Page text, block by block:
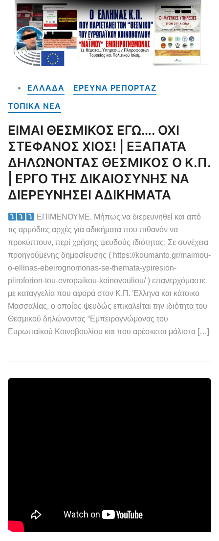
ΕΛΛΑΔΑ
ΕΡΕΥΝΑ ΡΕΠΟΡΤΑΖ
ΤΟΠΙΚΑ NEA
ΕΙΜΑΙ ΘΕΣΜΙΚΟΣ ΕΓΩ…. ΟΧΙ
ΣΤΕΦΑΝΟΣ ΧΙΟΣ! | ΕΞΑΠΑΤΑ
ΔΗΛΩΝΟΝΤΑΣ ΘΕΣΜΙΚΟΣ Ο Κ.Π.
| ΕΡΓΟ ΤΗΣ ΔΙΚΑΙΟΣΥΝΗΣ ΝΑ
ΔΙΕΡΕΥΝΗΣΕΙ ΑΔΙΚΗΜΑΤΑ
ΕΠΙΜΕΝΟΥΜΕ. Μήπως να διερευνηθεί και από
τις αρμόδιες αρχές για αδικήματα που πιθανόν να
προκύπτουν, περί χρήσης ψευδούς ιδιότητας; Σε συνέχεια
προηγούμενης δημοσίευσης ( https://koumanto.gr/maimou-
o-ellinas-ebeirognomonas-se-themata-ypiresion-
pliroforion-tou-evropaikou-koinovouliou/ ) επανερχόμαστε
με καταγγελία που αφορά στον Κ.Π. Έλληνα και κάτοικο
Μασσαλίας, ο οποίος ψευδώς επικαλείται την ιδιότητα του
Θεσμικού δηλώνοντας “Εμπειρογνώμονας του
Ευρωπαϊκού Κοινοβουλίου και που αρέσκεται μάλιστα […]